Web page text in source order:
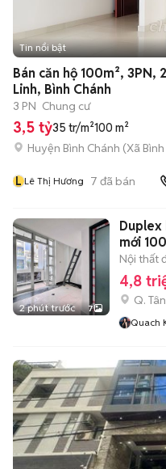
Tin nổi bật
Bán căn hộ 100m², 3PN,
Linh, Bình Chánh
3 PN Chung cư
3,5 tỷ35 tr/m²100 m²
Huyện Bình Chánh (Xã
L Lê Thị Hương 7 đã bán
2 phút trước 7
mới
Nội thất
4,8
Q.
Quach